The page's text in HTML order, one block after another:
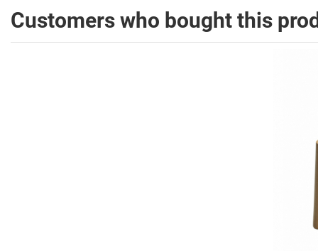
Customers who bought this